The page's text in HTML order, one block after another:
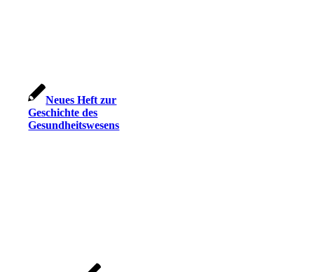
Neues Heft zur
Geschichte des
Gesundheitswesens